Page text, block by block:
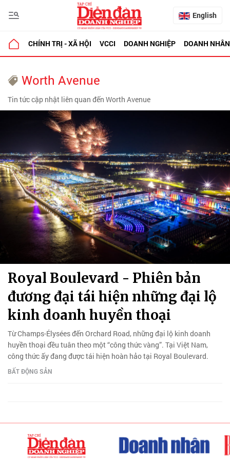
English
CHÍNH TRỊ - XÃ HỘI VCCI DOANH NGHIỆP DOANH NHÂN
Worth Avenue
Tin tức cập nhật liên quan đến Worth Avenue
Royal Boulevard - Phiên bản
đương đại tái hiện những đại lộ
kinh doanh huyền thoại
Từ Champs-Élysées đến Orchard Road, những đại lộ kinh doanh
huyền thoại đều tuân theo một “công thức vàng”. Tại Việt Nam,
công thức ấy đang được tái hiện hoàn hảo tại Royal Boulevard.
BẤT ĐỘNG SẢN